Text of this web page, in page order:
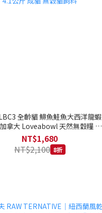
全齡貓 鯡魚鮭魚大西洋龍蝦
拿大 Loveabowl 天然無穀糧 4.1
公斤 成貓 無穀貓飼料
NT$1,680
NT$2,100 8折